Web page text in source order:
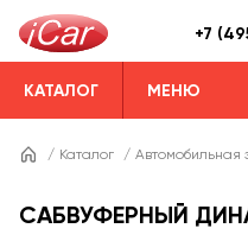
+7
КАТАЛОГ МЕНЮ
/ Каталог / Автомобильная
САБВУФЕРНЫЙ